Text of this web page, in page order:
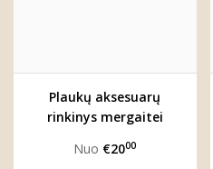
Plaukų aksesuarų
rinkinys mergaitei
Nuo €2000